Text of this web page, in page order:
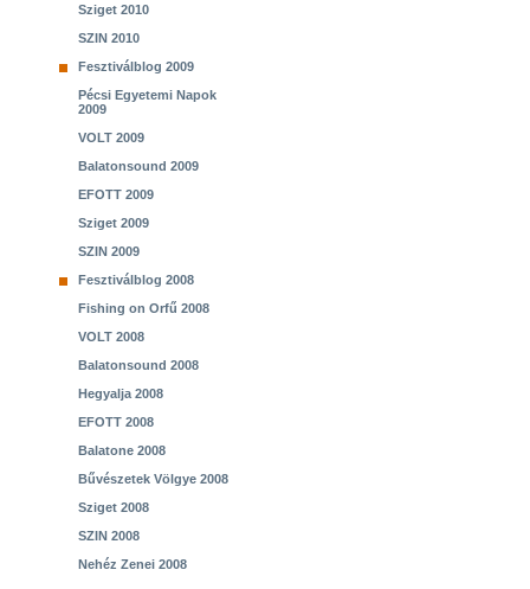
Sziget 2010
SZIN 2010
Fesztiválblog 2009
Pécsi Egyetemi Napok
2009
VOLT 2009
Balatonsound 2009
EFOTT 2009
Sziget 2009
SZIN 2009
Fesztiválblog 2008
Fishing on Orfű 2008
VOLT 2008
Balatonsound 2008
Hegyalja 2008
EFOTT 2008
Balatone 2008
Bűvészetek Völgye 2008
Sziget 2008
SZIN 2008
Nehéz Zenei 2008